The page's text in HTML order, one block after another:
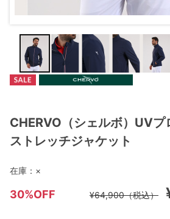
CHERVO（シェルボ）UVプ
ストレッチジャケット
30%OFF ¥64,900（税込）
在庫： ×